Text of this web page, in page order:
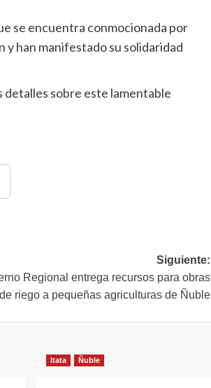
se encuentra conmocionada por
y han manifestado su solidaridad
detalles sobre este lamentable
Siguiente:
Regional entrega recursos para obras
riego a pequeñas agriculturas de Ñuble
Itata Ñuble